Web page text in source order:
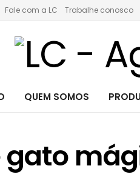
Fale com a LC Trabalhe conosco
QUEM SOMOS
gato